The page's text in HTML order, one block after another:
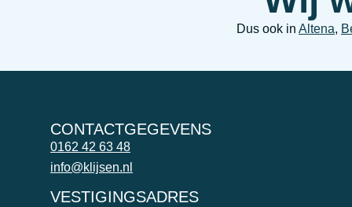
Dus ook in Altena,
CONTACTGEGEVENS
0162 42 63 48
info@klijsen.nl
VESTIGINGSADRES